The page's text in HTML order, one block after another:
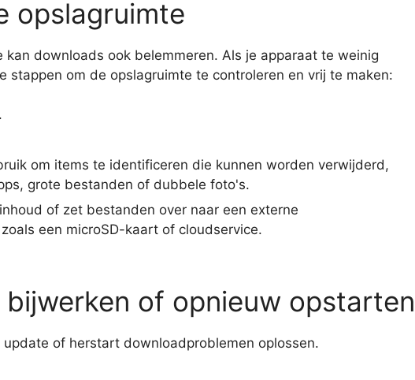
opslagruimte
kan downloads ook belemmeren. Als je apparaat te weinig
stappen om de opslagruimte te controleren en vrij te maken:
om items te identificeren die kunnen worden verwijderd,
grote bestanden of dubbele foto's.
of zet bestanden over naar een externe
een microSD-kaart of cloudservice.
of opnieuw opstarten
update of herstart downloadproblemen oplossen.